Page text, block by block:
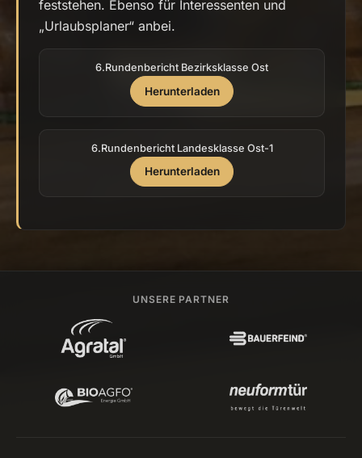
feststehen. Ebenso für Interessenten und
„Urlaubsplaner“ anbei.
6.Rundenbericht Bezirksklasse Ost
Herunterladen
6.Rundenbericht Landesklasse Ost-1
Herunterladen
UNSERE PARTNER